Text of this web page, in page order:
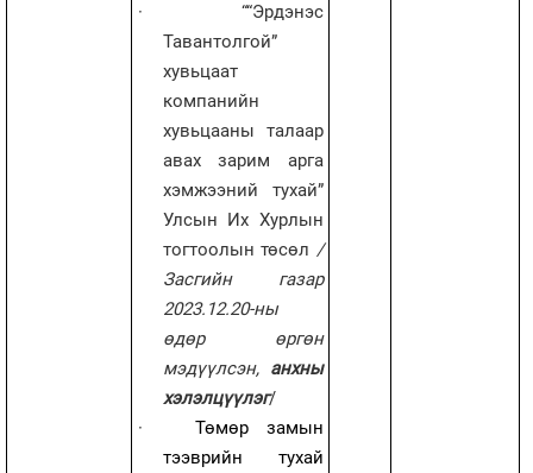
·
““Эрдэнэс
Тавантолгой”
хувьцаат
компанийн
хувьцааны талаар
авах зарим арга
хэмжээний тухай”
Улсын Их Хурлын
тогтоолын төсөл /
Засгийн газар
2023.12.20-ны
өдөр өргөн
мэдүүлсэн, анхны
хэлэлцүүлэг/
·
Төмөр замын
тээврийн тухай